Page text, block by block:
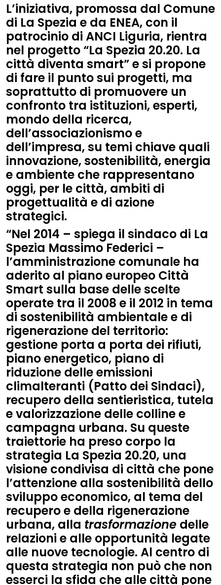
L’iniziativa, promossa dal Comune
di La Spezia e da ENEA, con il
patrocinio di ANCI Liguria, rientra
nel progetto “La Spezia 20.20. La
città diventa smart” e si propone
di fare il punto sui progetti, ma
soprattutto di promuovere un
confronto tra istituzioni, esperti,
mondo della ricerca,
dell’associazionismo e
dell’impresa, su temi chiave quali
innovazione, sostenibilità, energia
e ambiente che rappresentano
oggi, per le città, ambiti di
progettualità e di azione
strategici.
“Nel 2014 – spiega il sindaco di La
Spezia Massimo Federici –
l’amministrazione comunale ha
aderito al piano europeo Città
Smart sulla base delle scelte
operate tra il 2008 e il 2012 in tema
di sostenibilità ambientale e di
rigenerazione del territorio:
gestione porta a porta dei rifiuti,
piano energetico, piano di
riduzione delle emissioni
climalteranti (Patto dei Sindaci),
recupero della sentieristica, tutela
e valorizzazione delle colline e
campagna urbana. Su queste
traiettorie ha preso corpo la
strategia La Spezia 20.20, una
visione condivisa di città che pone
l’attenzione alla sostenibilità dello
sviluppo economico, al tema del
recupero e della rigenerazione
urbana, alla trasformazione delle
relazioni e alle opportunità legate
alle nuove tecnologie. Al centro di
questa strategia non può che non
esserci la sfida che alle città pone